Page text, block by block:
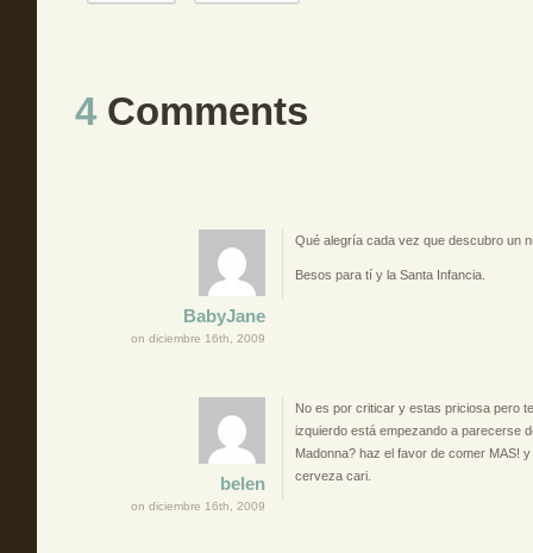
4Comments
BabyJane
on diciembre 16th, 2009
Qué alegría cada vez que descubro un
Besos para tí y la Santa Infancia.
belen
on diciembre 16th, 2009
No es por criticar y estas priciosa pero
izquierdo está empezando a parecerse
Madonna? haz el favor de comer MAS!
cerveza cari.